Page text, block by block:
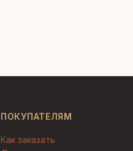
ПОКУПАТЕЛЯМ
Как заказать